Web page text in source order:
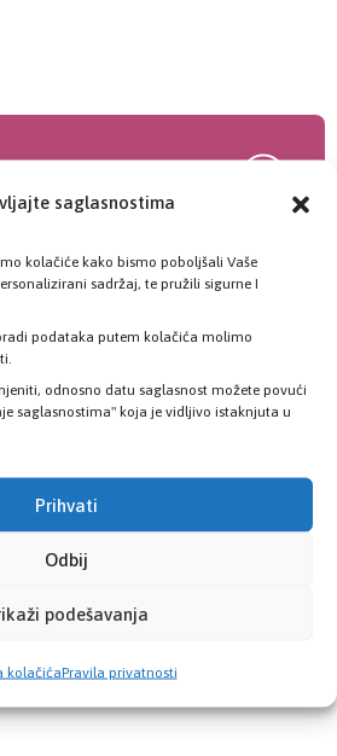
saglasnostima
kolačiće kako bismo poboljšali Vaše
sadržaj, te pružili sigurne I
podataka putem kolačića molimo
odnosno datu saglasnost možete povući
saglasnostima" koja je vidljivo istaknjuta u
Prihvati
Odbij
podešavanja
kolačićaPravila privatnosti
osiguranja
200